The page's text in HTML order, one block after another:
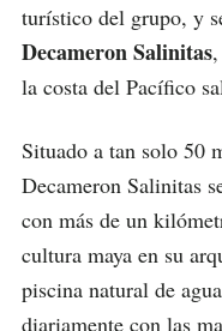
turístico del grupo, y
Decameron Salinitas
la costa del Pacífico
Situado a tan solo 50
Decameron Salinitas
con más de un
cultura maya en su
piscina natural de
diariamente con las